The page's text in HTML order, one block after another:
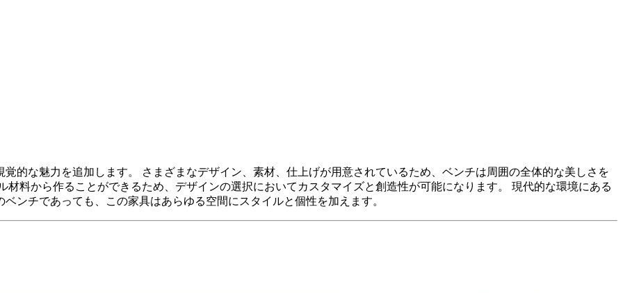
的な魅力を追加します。 さまざまなデザイン、素材、仕上げが用意されているため、ベンチは周囲の全体的な美しさを
料から作ることができるため、デザインの選択においてカスタマイズと創造性が可能になります。 現代的な環境にある
ンチであっても、この家具はあらゆる空間にスタイルと個性を加えます。